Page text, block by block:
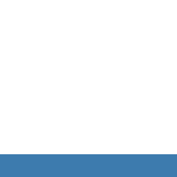
in seinen ersten
uneingeschränkte